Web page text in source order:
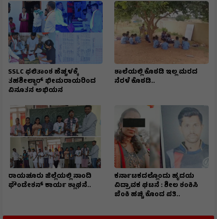
SSLC ಫಲಿತಾಂಶ ಹೆಚ್ಚಳಕ್ಕೆ
ತಹಶೀಲ್ದಾರ್ ಭೀಮರಾಯರಿಂದ
ವಿನೂತನ ಅಭಿಯನ
ಶಾಲೆಯಲ್ಲಿ ಕೊಠಡಿ ಇಲ್ಲ ಮರದ
ನೆರಳೆ ಕೊಠಡಿ..
ರಾಯಚೂರು ಜಿಲ್ಲೆಯಲ್ಲಿ ನಾಂದಿ
ಫೌಂಡೇಶನ್ ಕಾರ್ಯ ಶ್ಲಾಘನೆ..
ಕರ್ನಾಟಕದಲ್ಲೊಂದು ಹೃದಯ
ವಿದ್ರಾವಕ ಘಟನೆ : ಶೀಲ ಶಂಕಿಸಿ
ಬೆಂಕಿ ಹಚ್ಚಿ ಕೊಂದ ಪತಿ..